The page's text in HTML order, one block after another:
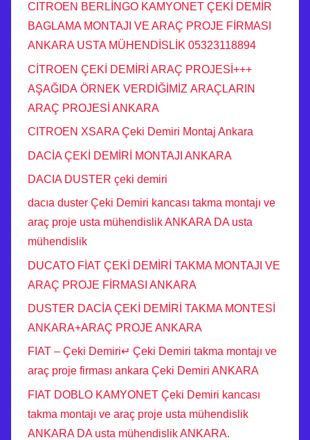
CITROEN BERLİNGO KAMYONET ÇEKİ DEMİR
BAGLAMA MONTAJI VE ARAÇ PROJE FİRMASI
ANKARA USTA MÜHENDİSLİK 05323118894
CİTROEN ÇEKİ DEMİRİ ARAÇ PROJESİ+++
AŞAĞIDA ÖRNEK VERDİĞİMİZ ARAÇLARIN
ARAÇ PROJESİ ANKARA
CITROEN XSARA Çeki Demiri Montaj Ankara
DACİA ÇEKİ DEMİRİ MONTAJI ANKARA
DACIA DUSTER çeki demiri
dacıa duster Çeki Demiri kancası takma montajı ve
araç proje usta mühendislik ANKARA DA usta
mühendislik
DUCATO FİAT ÇEKİ DEMİRİ TAKMA MONTAJI VE
ARAÇ PROJE FİRMASI ANKARA
DUSTER DACİA ÇEKİ DEMİRİ TAKMA MONTESİ
ANKARA+ARAÇ PROJE ANKARA
FIAT – Çeki Demiri↵ Çeki Demiri takma montajı ve
araç proje firması ankara Çeki Demiri ANKARA
FIAT DOBLO KAMYONET Çeki Demiri kancası
takma montajı ve araç proje usta mühendislik
ANKARA DA usta mühendislik ANKARA.